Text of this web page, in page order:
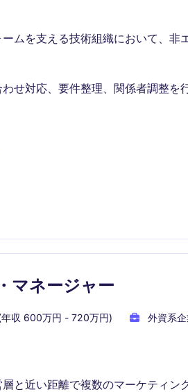
ムを支える技術組織において、非
せ対応、要件整理、関係者調整を
マネージャー
収 600万円 - 720万円) 外資系
と近い距離で複数のマーケティン